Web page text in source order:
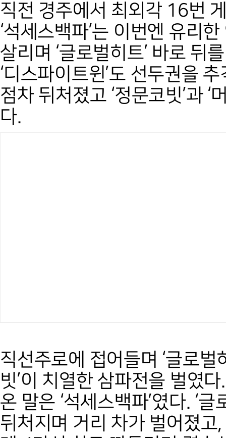
직전 경주에서 최외각 16번
‘석세스백파’는 이번엔 유리
살리며 ‘글로벌히트’ 바로 뒤
‘디스파이트윈’도 선두권을
점차 뒤처졌고 ‘정문코빗’과
다.
직선주로에 접어들며 ‘글로벌
빗’이 치열한 삼파전을 벌였
온 말은 ‘석세스백파’였다. ‘
뒤처지며 거리 차가 벌어졌고,